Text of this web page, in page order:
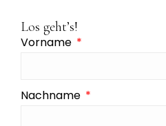
Los geht’s!
Vorname
Nachname